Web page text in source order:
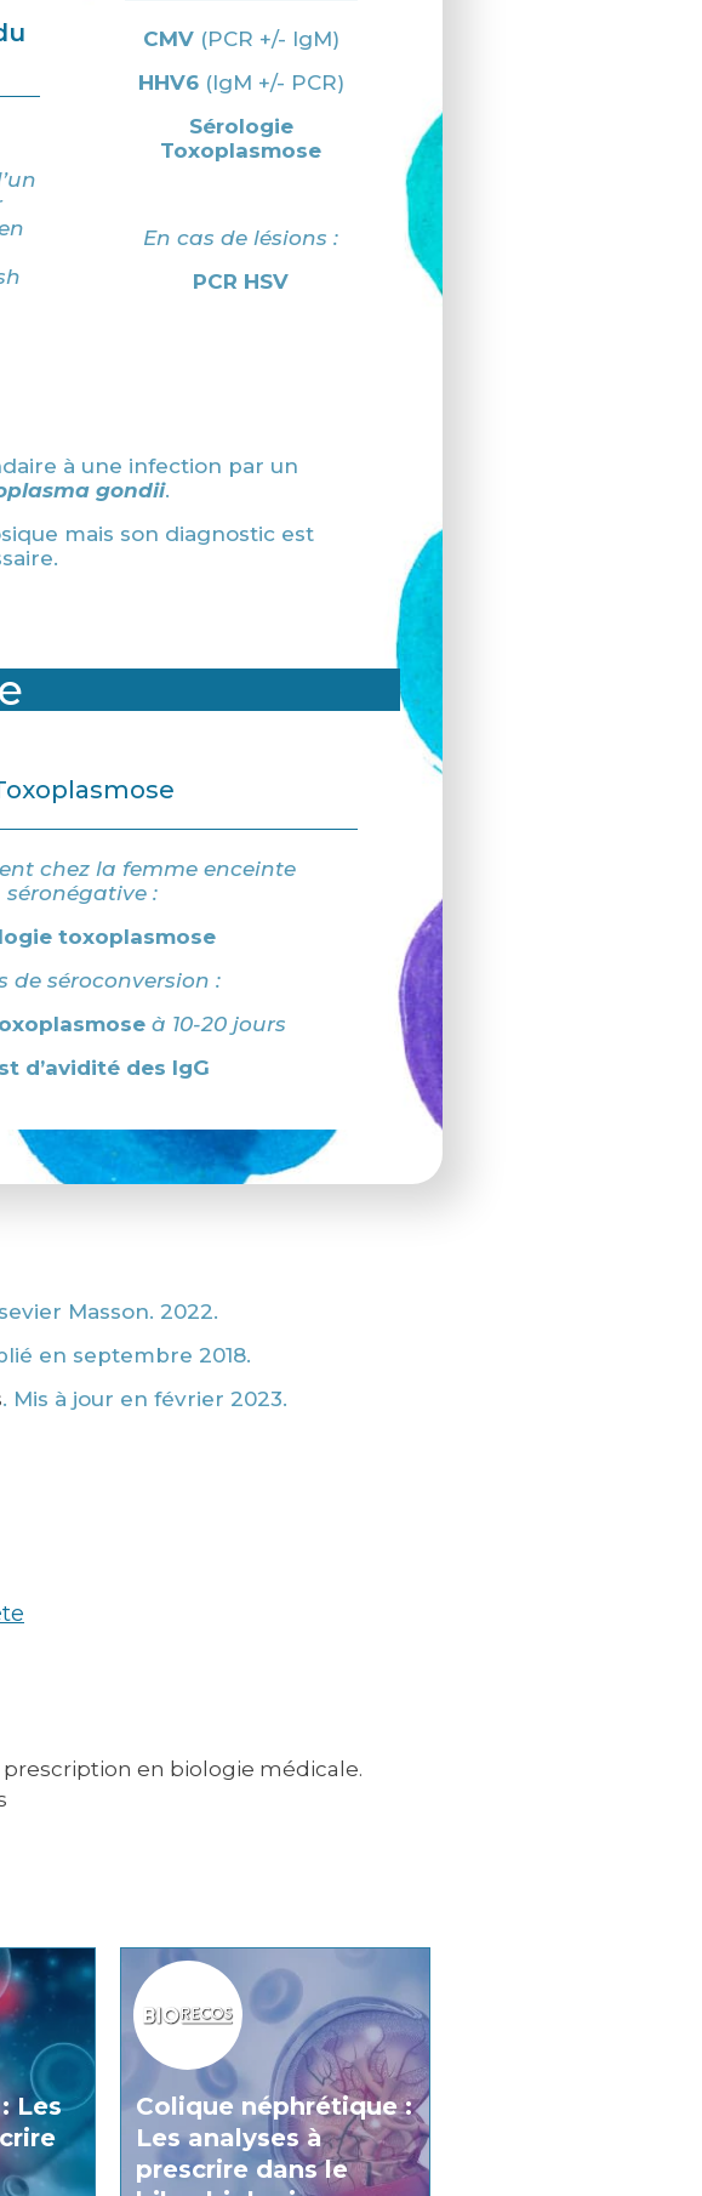
CMV(PCR +/- IgM)
HHV6(IgM +/- PCR)
Sérologie
Toxoplasmose
En cas de lésions :
PCR HSV
à une infection par un
gondii.
mais son diagnostic est
chez la femme enceinte
séronégative :
toxoplasmose
de séroconversion :
à 10-20 jours
d’avidité des IgG
Masson. 2022.
en septembre 2018.
. Mis à jour en février 2023.
prescription en biologie médicale.
Les
Colique néphrétique :
Les analyses à
prescrire dans le